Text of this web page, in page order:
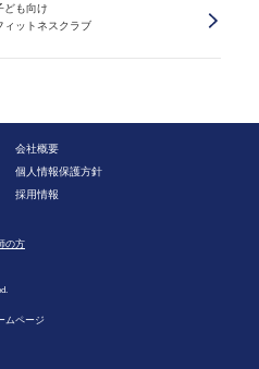
ども向け
ィットネスクラブ
会社概要
個人情報保護方針
採用情報
の方
ムページ